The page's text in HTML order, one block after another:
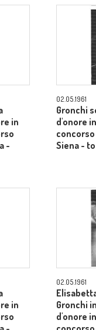
in
-
02.05.1961
Gronchi
d'onore
Siena -
in
02.05.1961
Gronchi
d'onore